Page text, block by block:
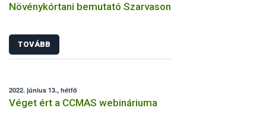
Növénykórtani bemutató Szarvason
TOVÁBB
2022. június 13., hétfő
Véget ért a CCMAS webináriuma